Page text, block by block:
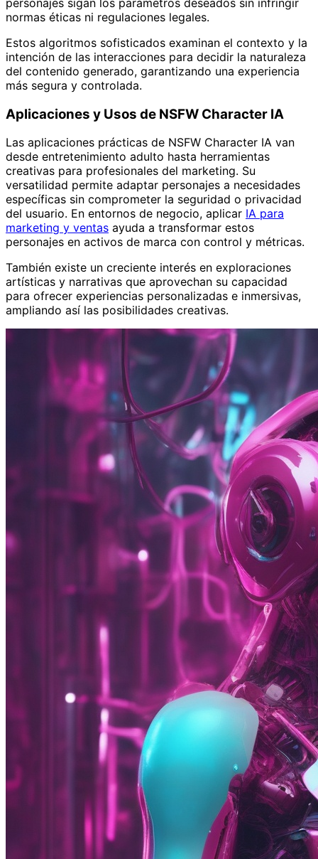
normas éticas ni regulaciones legales.
Estos algoritmos sofisticados examinan el contexto y la
intención de las interacciones para decidir la naturaleza
del contenido generado, garantizando una experiencia
más segura y controlada.
Aplicaciones y Usos de NSFW Character IA
Las aplicaciones prácticas de NSFW Character IA van
desde entretenimiento adulto hasta herramientas
creativas para profesionales del marketing. Su
versatilidad permite adaptar personajes a necesidades
específicas sin comprometer la seguridad o privacidad
del usuario. En entornos de negocio, aplicar IA para
marketing y ventas ayuda a transformar estos
personajes en activos de marca con control y métricas.
También existe un creciente interés en exploraciones
artísticas y narrativas que aprovechan su capacidad
para ofrecer experiencias personalizadas e inmersivas,
ampliando así las posibilidades creativas.